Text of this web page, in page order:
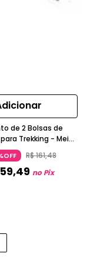
de 2 Bolsas de
Trekking - Meia-
- 2x7 Litros
R$161,48
59,49 no Pix